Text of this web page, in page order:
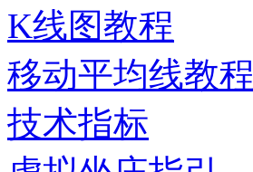
K线图教程
移动平均线教程
技术指标